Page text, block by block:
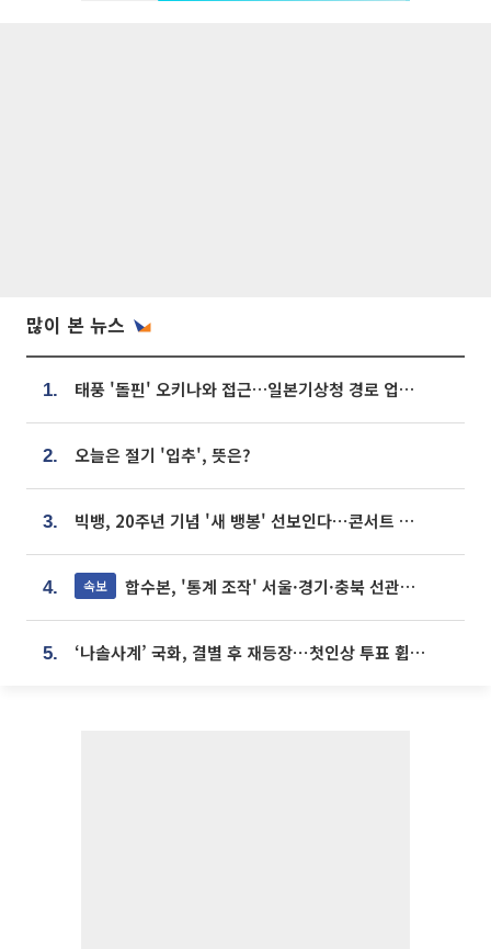
많이 본 뉴스
1. 태풍 '돌핀' 오키나와 접근…일본기상청 경로 업데이트
2. 오늘은 절기 '입추', 뜻은?
3. 빅뱅, 20주년 기념 '새 뱅봉' 선보인다⋯콘서트 앞두고 팝업 개최
4. 속보 합수본, '통계 조작' 서울·경기·충북 선관위 등 추가 압수수색
5. ‘나솔사계’ 국화, 결별 후 재등장⋯첫인상 투표 휩쓸고 ‘인기녀’ 등극